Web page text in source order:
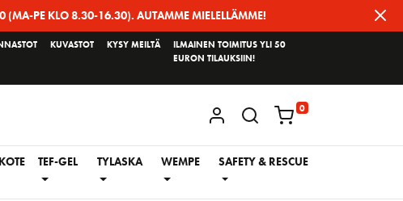
(MA-PE KLO 8.30-16.30). AUTAMME MIELELLÄMME!
KUVASTOT KYSY MEILTÄ
ILMAINEN TOIMITUS YLI 50
EURON TILAUKSIIN!
KIRJAUDU / REKISTERÖIDY
0
TEF-GEL TYLASKA WEMPE SAFETY & RESCUE